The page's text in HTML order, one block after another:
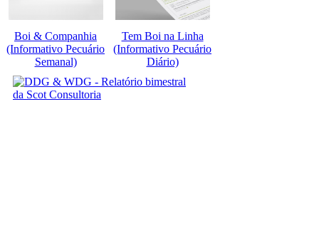
Boi & Companhia
(Informativo Pecuário
Semanal)
Tem Boi na Linha
(Informativo Pecuário
Diário)